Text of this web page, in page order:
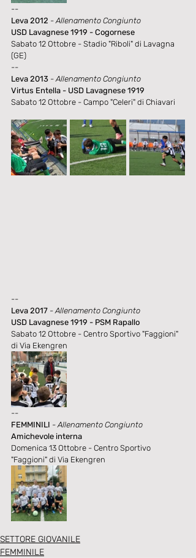
--
Leva 2012 - Allenamento Congiunto
USD Lavagnese 1919 - Cogornese
Sabato 12 Ottobre - Stadio "Riboli" di Lavagna
(GE)
--
Leva 2013 - Allenamento Congiunto
Virtus Entella - USD Lavagnese 1919
Sabato 12 Ottobre - Campo "Celeri" di Chiavari
--
Leva 2017 - Allenamento Congiunto
USD Lavagnese 1919 - PSM Rapallo
Sabato 12 Ottobre - Centro Sportivo "Faggioni"
di Via Ekengren
--
FEMMINILI - Allenamento Congiunto
Amichevole interna
Domenica 13 Ottobre - Centro Sportivo
"Faggioni" di Via Ekengren
SETTORE GIOVANILE
FEMMINILE